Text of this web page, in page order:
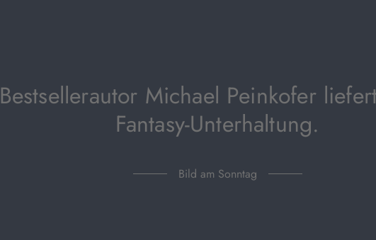
Bestsellerautor Michael Peinkofer
Fantasy-Unterhaltung.
Bild am Sonntag